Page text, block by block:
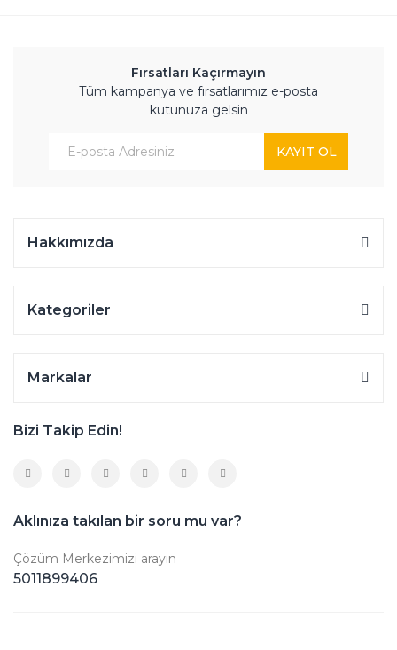
Fırsatları Kaçırmayın
Tüm kampanya ve fırsatlarımız e-posta
kutunuza gelsin
KAYIT OL
Hakkımızda
Kategoriler
Markalar
Bizi Takip Edin!
Aklınıza takılan bir soru mu var?
Çözüm Merkezimizi arayın
5011899406